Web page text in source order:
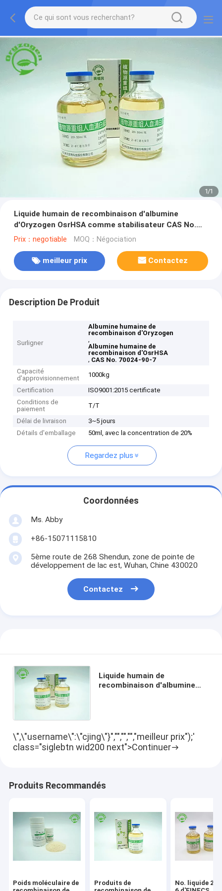
1/1
Liquide humain de recombinaison d'albumine
d'Oryzogen OsrHSA comme stabilisateur CAS No.
70024-90-7
Prix：negotiable MOQ：Négociation
meilleur prix Contactez
Description De Produit
Surligner
Albumine humaine de
recombinaison d'Oryzogen
,
Albumine humaine de
recombinaison d'OsrHSA
, CAS No. 70024-90-7
Capacité
d'approvisionnement
1000kg
Certification
ISO9001:2015 certificate
Conditions de
paiement
T/T
Délai de livraison
3~5 jours
Détails d'emballage
50ml, avec la concentration de 20%
Regardez plus
Coordonnées
Ms. Abby
+86-15071115810
5ème route de 268 Shendun, zone de pointe de
développement de lac est, Wuhan, Chine 430020
Contactez
Liquide humain de
recombinaison d'albumine
\",\"username\":\"cjing\"}","","","","meilleur prix");'
class="siglebtn wid200 next">Continuer
Produits Recommandés
Poids moléculaire de
Produits de
No. liquide